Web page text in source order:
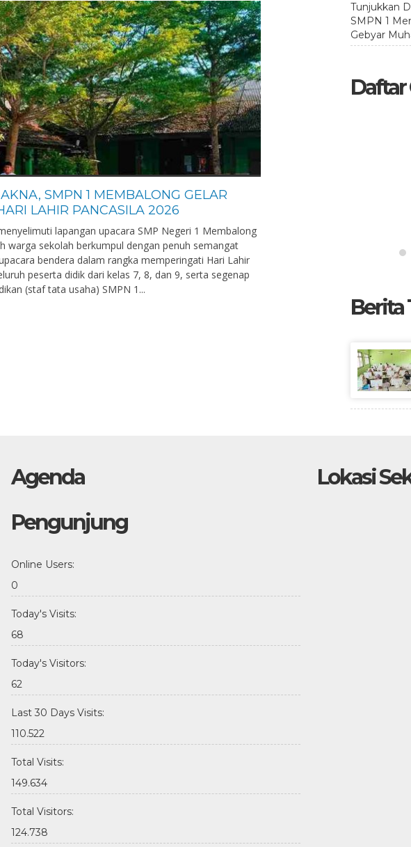
SMPN 1 MEMBALONG GELAR
LAHIR PANCASILA 2026
lapangan upacara SMP Negeri 1 Membalong
warga sekolah berkumpul dengan penuh semangat
bendera dalam rangka memperingati Hari Lahir
peserta didik dari kelas 7, 8, dan 9, serta segenap
(staf tata usaha) SMPN 1...
Tunjukkan
SMPN 1
Gebyar
Daftar
-
-
Guru Honor
Guru PPKn
RATNA SARI, S.Pd
NIK
NIP
197311121999032003
STAT
Berita
Agenda
Pengunjung
Online Users:
0
Today's Visits:
68
Today's Visitors:
62
Last 30 Days Visits:
110.522
Total Visits:
149.634
Total Visitors:
124.738
Lokasi